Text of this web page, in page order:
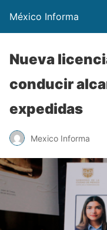
México Informa
Nueva
conducir
expedidas
Mexico Informa